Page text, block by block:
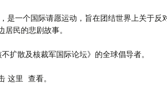
是一个国际请愿运动，旨在团结世界上关于反
民的悲剧故事。
扩散及核裁军国际论坛》的全球倡导者。
这里 查看。